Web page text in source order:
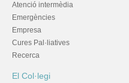
Atenció intermèdia
Emergències
Empresa
Cures Pal·liatives
Recerca
El Col·legi